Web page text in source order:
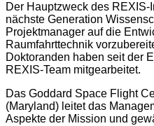
Der Hauptzweck des
nächste Generation
Projektmanager auf die
Raumfahrttechnik
Doktoranden haben seit der
REXIS-Team mitgearbeitet.
Das Goddard Space Flight
(Maryland) leitet das
Aspekte der Mission und